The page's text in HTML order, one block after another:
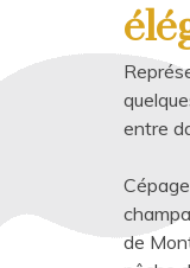
entre
de